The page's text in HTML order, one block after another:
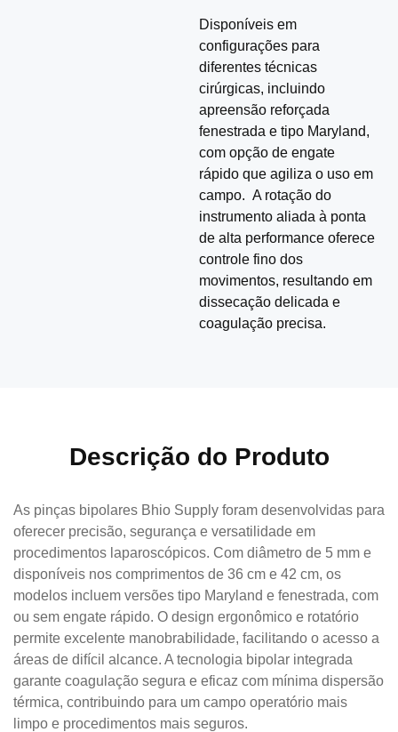
Disponíveis em
configurações para
diferentes técnicas
cirúrgicas, incluindo
apreensão reforçada
fenestrada e tipo Maryland,
com opção de engate
rápido que agiliza o uso em
campo. A rotação do
instrumento aliada à ponta
de alta performance oferece
controle fino dos
movimentos, resultando em
dissecação delicada e
coagulação precisa.
Descrição do Produto
As pinças bipolares Bhio Supply foram desenvolvidas para
oferecer precisão, segurança e versatilidade em
procedimentos laparoscópicos. Com diâmetro de 5 mm e
disponíveis nos comprimentos de 36 cm e 42 cm, os
modelos incluem versões tipo Maryland e fenestrada, com
ou sem engate rápido. O design ergonômico e rotatório
permite excelente manobrabilidade, facilitando o acesso a
áreas de difícil alcance. A tecnologia bipolar integrada
garante coagulação segura e eficaz com mínima dispersão
térmica, contribuindo para um campo operatório mais
limpo e procedimentos mais seguros.